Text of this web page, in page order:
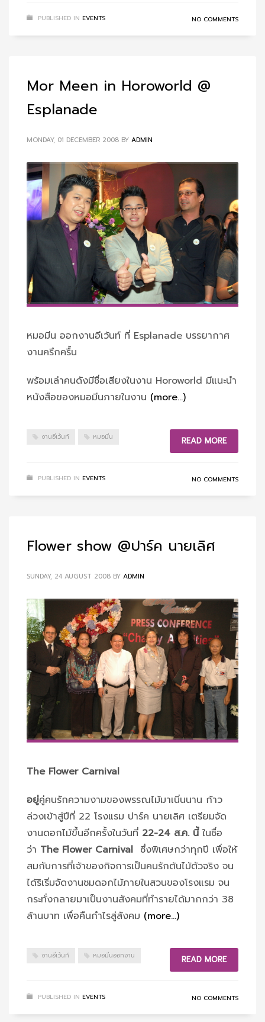
PUBLISHED IN EVENTS NO COMMENTS
Mor Meen in Horoworld @
Esplanade
MONDAY, 01 DECEMBER 2008 BY ADMIN
หมอมีน ออกงานอีเว้นท์ ที่ Esplanade บรรยากาศ
งานครึกครื้น
พร้อมเล่าคนดังมีชื่อเสียงในงาน Horoworld มีแนะนำ
หนังสือของหมอมีนภายในงาน (more…)
งานอีเว้นท์ หมอมีน READ MORE
PUBLISHED IN EVENTS NO COMMENTS
Flower show @ปาร์ค นายเลิศ
SUNDAY, 24 AUGUST 2008 BY ADMIN
The Flower Carnival
อยู่คู่คนรักความงามของพรรณไม้มาเนิ่นนาน ก้าว
ล่วงเข้าสู่ปีที่ 22 โรงแรม ปาร์ค นายเลิศ เตรียมจัด
งานดอกไม้ขึ้นอีกครั้งในวันที่ 22-24 ส.ค. นี้ในชื่อ
ว่า The Flower Carnival ซึ่งพิเศษกว่าทุกปี เพื่อให้
สมกับการที่เจ้าของกิจการเป็นคนรักต้นไม้ตัวจริง จน
ได้ริเริ่มจัดงานชมดอกไม้ภายในสวนของโรงแรม จน
กระทั่งกลายมาเป็นงานสังคมที่ทำรายได้มากกว่า 38
ล้านบาท เพื่อคืนกำไรสู่สังคม (more…)
งานอีเว้นท์ หมอมีนออกงาน READ MORE
PUBLISHED IN EVENTS NO COMMENTS